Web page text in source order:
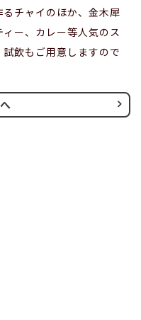
チャイのほか、金木犀
ー、カレー等人気のス
飲もご用意しますので